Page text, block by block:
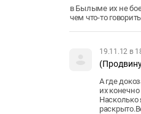
в Былыме их не
чем что-то
19.11.12 в
А где
их
Насколько